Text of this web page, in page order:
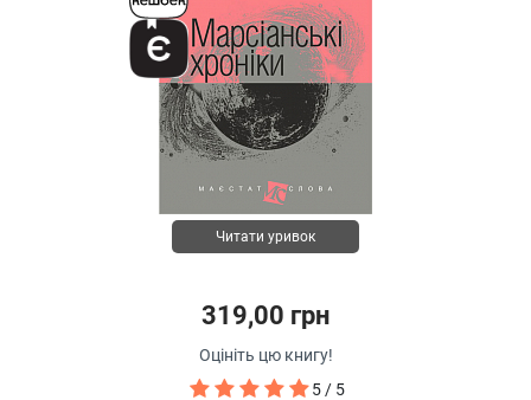
Читати уривок
319,00 грн
Оцініть цю книгу!
5 / 5